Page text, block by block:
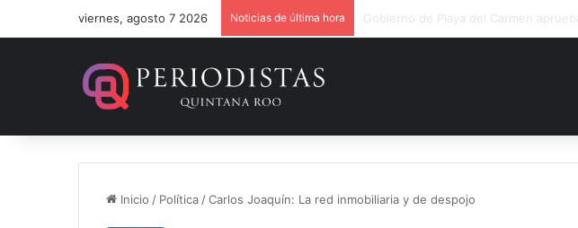
viernes, agosto 7 2026 Noticias de última hora
Inicio / Política /Carlos Joaquín: La red inmobiliaria y de despojo